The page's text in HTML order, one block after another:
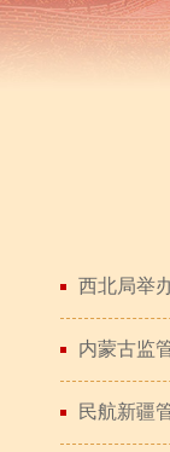
西北局举
内蒙古监
民航新疆